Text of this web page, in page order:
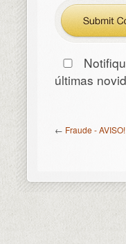
últimas
← Fraude -